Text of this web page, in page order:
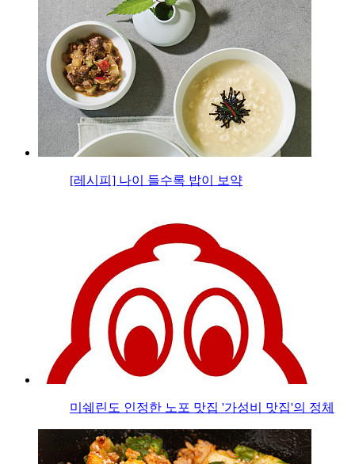
[레시피] 나이 들수록 밥이 보약
미쉐린도 인정한 노포 맛집 '가성비 맛집'의 정체